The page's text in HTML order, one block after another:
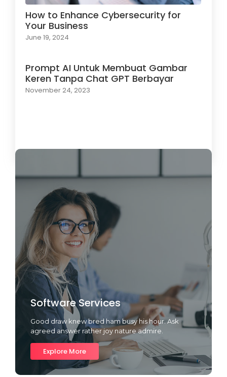
How to Enhance Cybersecurity for
Your Business
June 19, 2024
Prompt AI Untuk Membuat Gambar
Keren Tanpa Chat GPT Berbayar
November 24, 2023
Software Services
Good draw knew bred ham busy his hour. Ask
agreed answer rather joy nature admire.
Explore More